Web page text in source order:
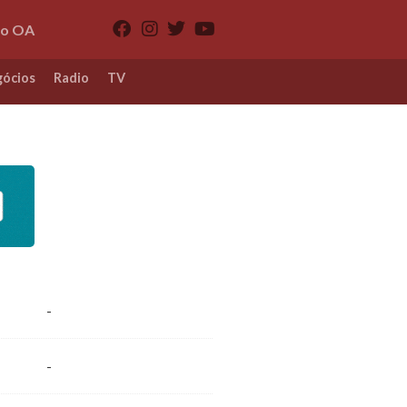
OA
Radio TV
-
-